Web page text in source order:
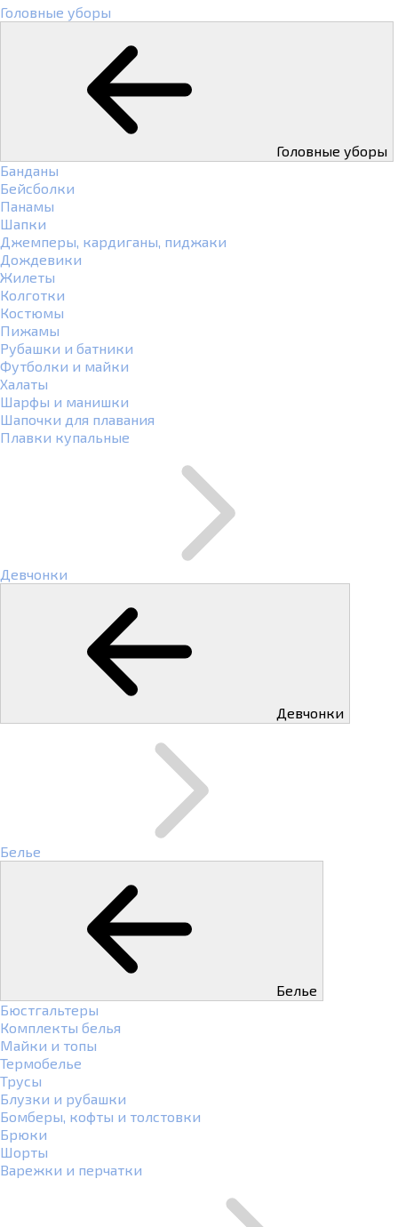
Головные уборы
Головные уборы
Банданы
Бейсболки
Панамы
Шапки
Джемперы, кардиганы, пиджаки
Дождевики
Жилеты
Колготки
Костюмы
Пижамы
Рубашки и батники
Футболки и майки
Халаты
Шарфы и манишки
Шапочки для плавания
Плавки купальные
Девчонки
Девчонки
Белье
Белье
Бюстгальтеры
Комплекты белья
Майки и топы
Термобелье
Трусы
Блузки и рубашки
Бомберы, кофты и толстовки
Брюки
Шорты
Варежки и перчатки